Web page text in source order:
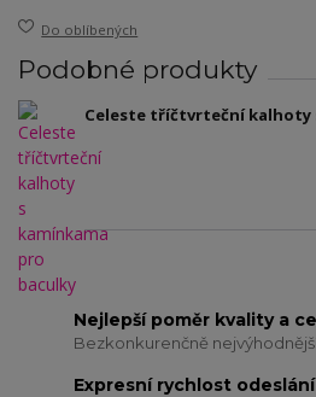
Do oblíbených
Podobné produkty
Celeste tříčtvrteční kalhoty
Nejlepší poměr kvality a
Bezkonkurenčně
Expresní rychlost odeslání